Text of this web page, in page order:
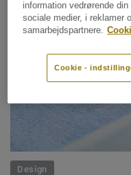
Design
information vedrørende
sociale medier, i reklamer
samarbejdspartnere.
Cookie -